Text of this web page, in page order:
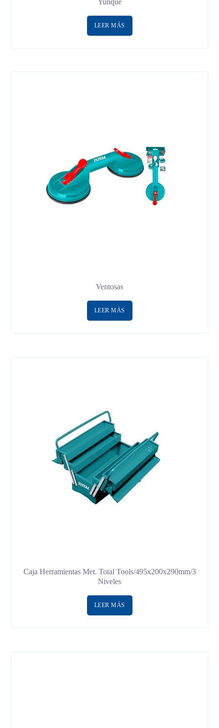
LEER MÁS
Ventosas
LEER MÁS
Caja Herramientas Met. Total Tools/495x200x290mm/3
Niveles
LEER MÁS